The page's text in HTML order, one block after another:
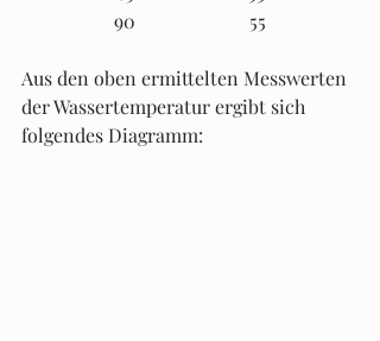
90                        55
Aus den oben ermittelten Messwerten
der Wassertemperatur ergibt sich
folgendes Diagramm: